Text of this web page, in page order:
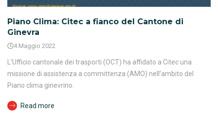
Piano Clima: Citec a fianco del Cantone di
Ginevra
4 Maggio 2022
L’Ufficio cantonale dei trasporti (OCT) ha affidato a Citec una
missione di assistenza a committenza (AMO) nell’ambito del
Piano clima ginevrino.
Read more